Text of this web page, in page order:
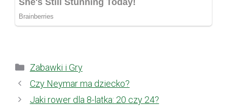
Kategorie
Zabawki i Gry
Czy Neymar ma dziecko?
Jaki rower dla 8-latka: 20 czy 24?